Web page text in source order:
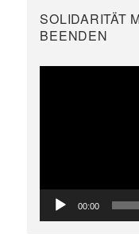
SOLIDARITÄT
BEENDEN
00:00